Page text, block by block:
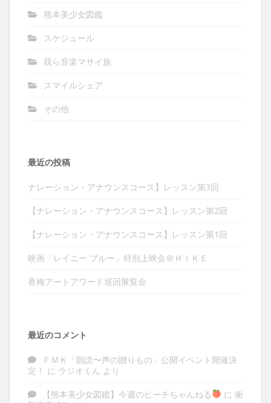
熊本美少女図鑑
スケジュール
我ら音楽マサイ族
スマイルシェア
その他
最近の投稿
ナレーション・アナウンスコース】レッスン第3回
【ナレーション・アナウンスコース】レッスン第2回
【ナレーション・アナウンスコース】レッスン第1回
映画「レイニー ブルー」特別上映会＠ＨＩＫＥ
香梅アートアワード巡回展覧会
最近のコメント
ＦＭＫ「朗読〜声の贈りもの」公開イベント開催決
定！ に ラジオくん より
【熊本美少女図鑑】今週のピーチちゃんねる に 衝